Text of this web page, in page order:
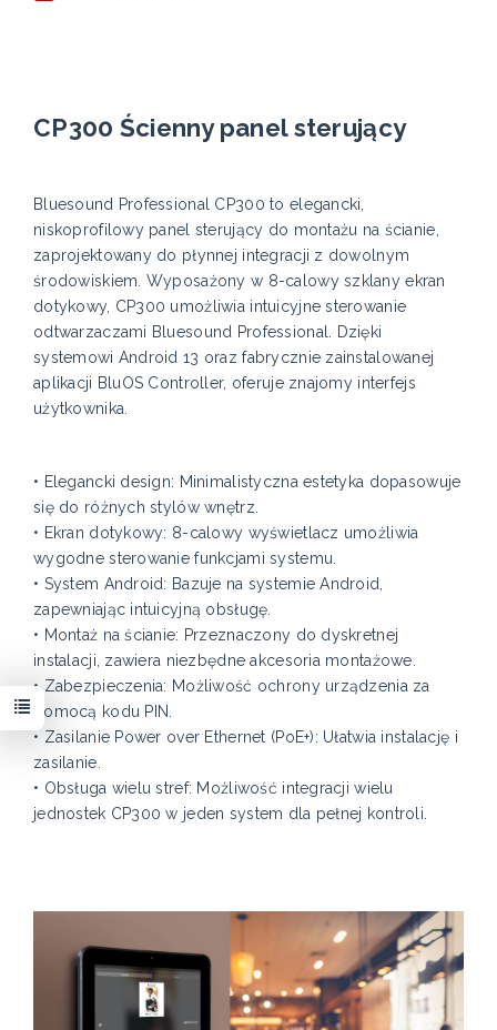
CP300 Ścienny panel sterujący
Bluesound Professional CP300 to elegancki,
niskoprofilowy panel sterujący do montażu na ścianie,
zaprojektowany do płynnej integracji z dowolnym
środowiskiem. Wyposażony w 8-calowy szklany ekran
dotykowy, CP300 umożliwia intuicyjne sterowanie
odtwarzaczami Bluesound Professional. Dzięki
systemowi Android 13 oraz fabrycznie zainstalowanej
aplikacji BluOS Controller, oferuje znajomy interfejs
użytkownika.
• Elegancki design: Minimalistyczna estetyka dopasowuje
się do różnych stylów wnętrz.
• Ekran dotykowy: 8-calowy wyświetlacz umożliwia
wygodne sterowanie funkcjami systemu.
• System Android: Bazuje na systemie Android,
zapewniając intuicyjną obsługę.
• Montaż na ścianie: Przeznaczony do dyskretnej
instalacji, zawiera niezbędne akcesoria montażowe.
• Zabezpieczenia: Możliwość ochrony urządzenia za
pomocą kodu PIN.
• Zasilanie Power over Ethernet (PoE+): Ułatwia instalację i
zasilanie.
• Obsługa wielu stref: Możliwość integracji wielu
jednostek CP300 w jeden system dla pełnej kontroli.